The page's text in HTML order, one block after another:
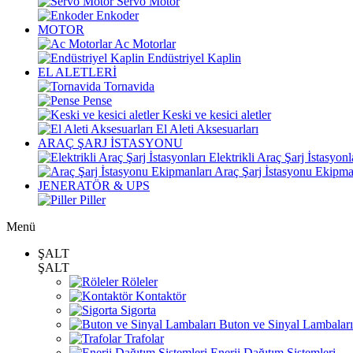
Enkoder
MOTOR
Ac Motorlar
Endüstriyel Kaplin
EL ALETLERİ
Tornavida
Pense
Keski ve kesici aletler
El Aleti Aksesuarları
ARAÇ ŞARJ İSTASYONU
Elektrikli Araç Şarj
Araç Şarj İstasyonu
JENERATÖR & UPS
Piller
Menü
ŞALT
ŞALT
Röleler
Kontaktör
Sigorta
Buton ve Sinyal Lambaları
Trafolar